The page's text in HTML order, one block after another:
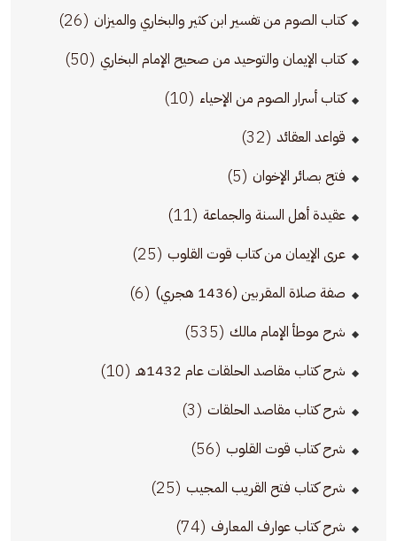
كتاب الصوم من تفسير ابن كثير والبخاري والميزان (26)
كتاب الإيمان والتوحيد من صحيح الإمام البخاري (50)
كتاب أسرار الصوم من الإحياء (10)
قواعد العقائد (32)
فتح بصائر الإخوان (5)
عقيدة أهل السنة والجماعة (11)
عرى الإيمان من كتاب قوت القلوب (25)
صفة صلاة المقربين (1436 هجري) (6)
شرح موطأ الإمام مالك (535)
شرح كتاب مقاصد الحلقات عام 1432هـ (10)
شرح كتاب مقاصد الحلقات (3)
شرح كتاب قوت القلوب (56)
شرح كتاب فتح القريب المجيب (25)
شرح كتاب عوارف المعارف (74)